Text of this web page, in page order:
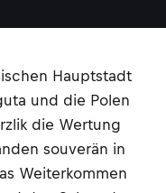
Hauptstadt
und die Polen
die Wertung
souverän in
Weiterkommen